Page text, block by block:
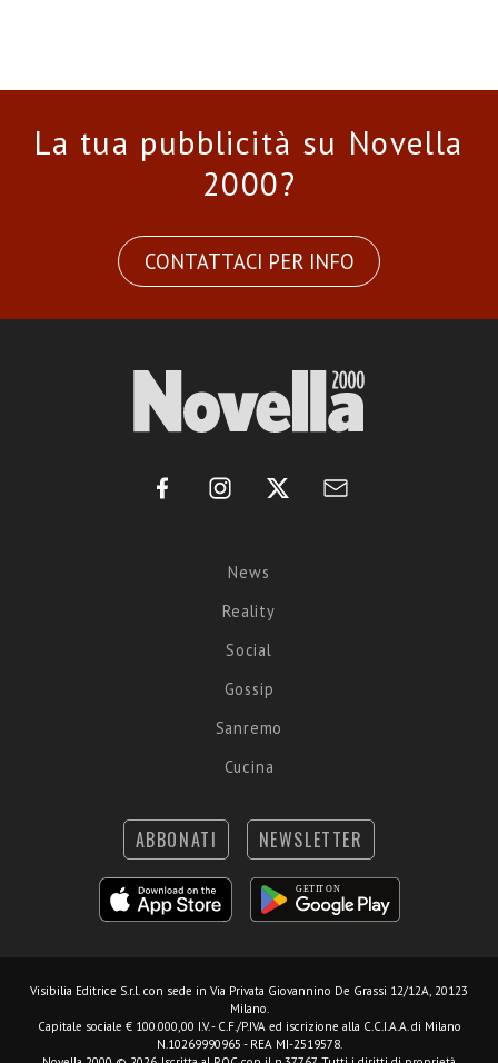
La tua pubblicità su Novella
2000?
CONTATTACI PER INFO
News
Reality
Social
Gossip
Sanremo
Cucina
ABBONATI NEWSLETTER
Visibilia Editrice S.r.l. con sede in Via Privata Giovannino De Grassi 12/12A, 20123
Milano.
Capitale sociale € 100.000,00 I.V. - C.F./P.IVA ed iscrizione alla C.C.I.A.A. di Milano
N.10269990965 - REA MI-2519578.